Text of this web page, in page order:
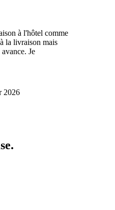
à l'hôtel comme
la livraison mais
Je
2026